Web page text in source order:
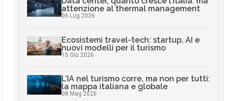
attenzione al thermal management
06 Lug 2026
Ecosistemi travel-tech: startup, AI e
nuovi modelli per il turismo
15 Giu 2026
L’IA nel turismo corre, ma non per tutti:
la mappa italiana e globale
08 Mag 2026